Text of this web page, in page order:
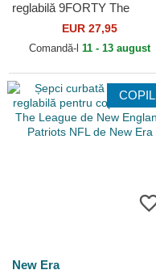
reglabilă 9FORTY The
League de Dallas Cowboys
NFL de New Era
EUR 27,95
Comandă-l 11 - 13 august
COPIL
New Era